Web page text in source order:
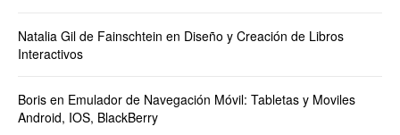
Natalia Gil de Fainschtein en Diseño y Creación de Libros
Interactivos
Boris en Emulador de Navegación Móvil: Tabletas y Moviles
Android, IOS, BlackBerry